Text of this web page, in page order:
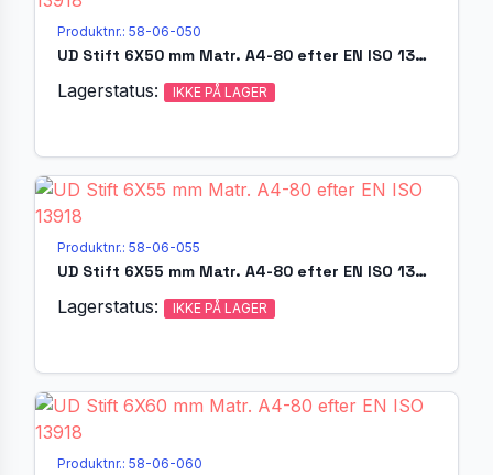
Produktnr.: 58-06-050
UD Stift 6X50 mm Matr. A4-80 efter EN ISO 13918
Lagerstatus: IKKE PÅ LAGER
Produktnr.: 58-06-055
UD Stift 6X55 mm Matr. A4-80 efter EN ISO 13918
Lagerstatus: IKKE PÅ LAGER
Produktnr.: 58-06-060